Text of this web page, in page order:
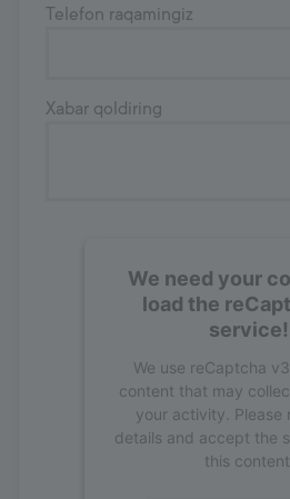
Telefon raqamingiz
Xabar qoldiring
We need your
load the
service!
We use reCaptcha
content that may
your activity. Please
details and accept the
this content.